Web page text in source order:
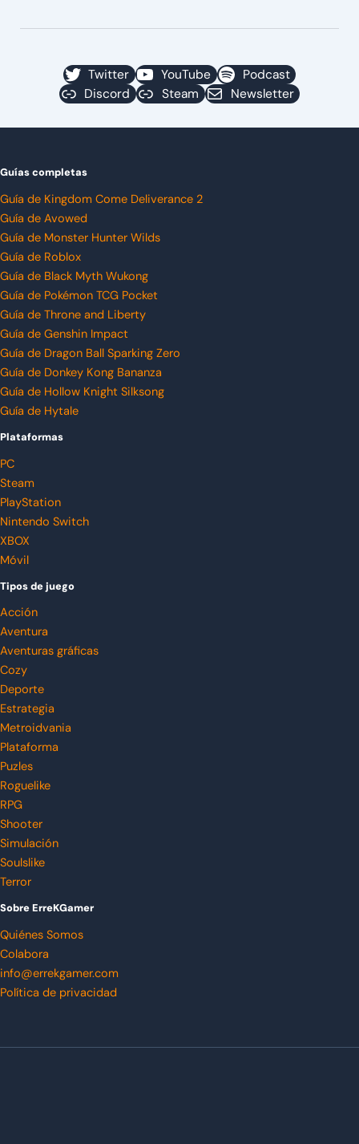
Twitter YouTube
Podcast
Discord
Steam Newsletter
Guías completas
Guía de Kingdom Come Deliverance 2
Guía de Avowed
Guía de Monster Hunter Wilds
Guía de Roblox
Guía de Black Myth Wukong
Guía de Pokémon TCG Pocket
Guía de Throne and Liberty
Guía de Genshin Impact
Guía de Dragon Ball Sparking Zero
Guía de Donkey Kong Bananza
Guía de Hollow Knight Silksong
Guía de Hytale
Plataformas
PC
Steam
PlayStation
Nintendo Switch
XBOX
Móvil
Tipos de juego
Acción
Aventura
Aventuras gráficas
Cozy
Deporte
Estrategia
Metroidvania
Plataforma
Puzles
Roguelike
RPG
Shooter
Simulación
Soulslike
Terror
Sobre ErreKGamer
Quiénes Somos
Colabora
info@errekgamer.com
Política de privacidad